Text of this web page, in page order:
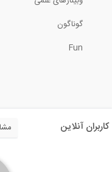
مستند ابرابزارها- سازه های بلند یا...
گوناگون
Fun
کاربران آنلاین